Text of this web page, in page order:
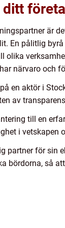
är
En pålitlig
olika
närvaro och
en aktör i
av
till en
i
partner för sin
bördorna, så